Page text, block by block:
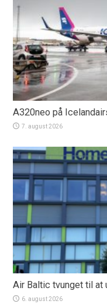
A320neo på
7. august 2026
Air Baltic tvunget til
6. august 2026